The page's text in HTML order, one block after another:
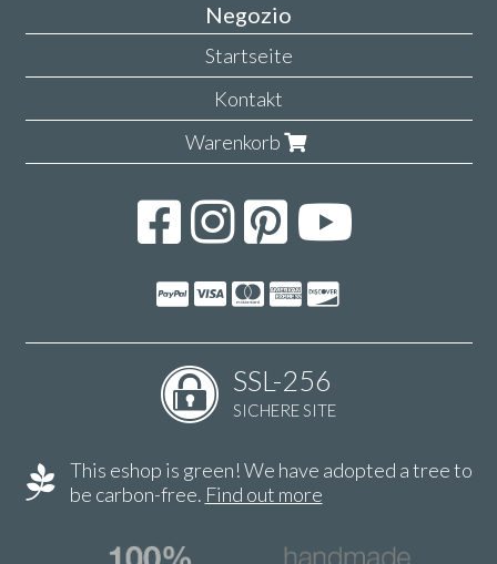
Negozio
Startseite
Kontakt
Warenkorb
SSL-256
SICHERE SITE
This eshop is green! We have adopted a tree to
be carbon-free. Find out more